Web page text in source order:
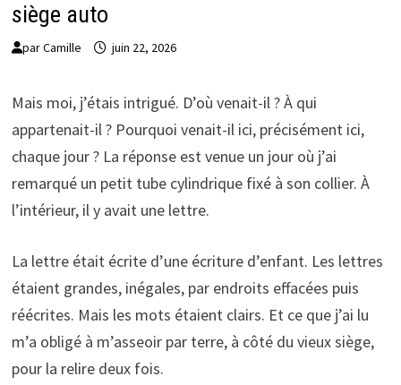
siège auto
parCamille juin 22, 2026
Mais moi, j’étais intrigué. D’où venait-il ? À qui
appartenait-il ? Pourquoi venait-il ici, précisément ici,
chaque jour ? La réponse est venue un jour où j’ai
remarqué un petit tube cylindrique fixé à son collier. À
l’intérieur, il y avait une lettre.
La lettre était écrite d’une écriture d’enfant. Les lettres
étaient grandes, inégales, par endroits effacées puis
réécrites. Mais les mots étaient clairs. Et ce que j’ai lu
m’a obligé à m’asseoir par terre, à côté du vieux siège,
pour la relire deux fois.